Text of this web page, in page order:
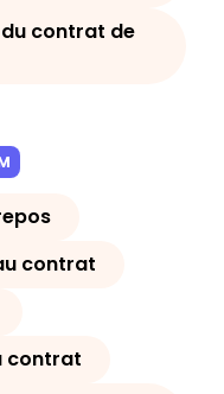
contrat de
contrat
contrat